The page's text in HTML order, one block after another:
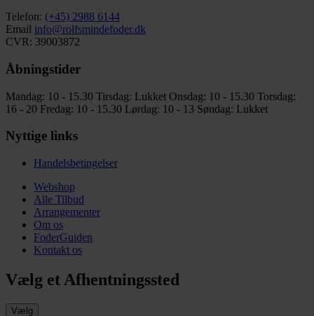
Telefon: (+45) 2988 6144
Email info@rolfsmindefoder.dk
CVR: 39003872
Åbningstider
Mandag: 10 - 15.30 Tirsdag: Lukket Onsdag: 10 - 15.30 Torsdag:
16 - 20 Fredag: 10 - 15.30 Lørdag: 10 - 13 Søndag: Lukket
Nyttige links
Handelsbetingelser
Webshop
Alle Tilbud
Arrangementer
Om os
FoderGuiden
Kontakt os
Vælg et Afhentningssted
Vælg